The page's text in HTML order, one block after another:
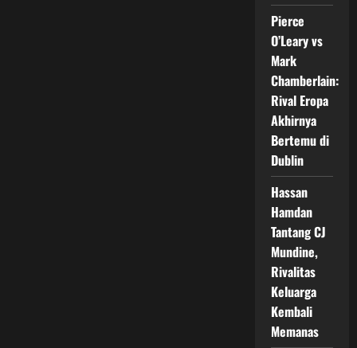
Pierce
O’Leary vs
Mark
Chamberlain:
Rival Eropa
Akhirnya
Bertemu di
Dublin
Hassan
Hamdan
Tantang CJ
Mundine,
Rivalitas
Keluarga
Kembali
Memanas